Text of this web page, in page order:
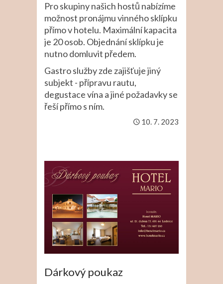
Pro skupiny našich hostů nabízíme
možnost pronájmu vinného sklípku
přímo v hotelu. Maximální kapacita
je 20 osob. Objednání sklípku je
nutno domluvit předem.
Gastro služby zde zajišťuje jiný
subjekt - přípravu rautu,
degustace vína a jiné požadavky se
řeší přímo s ním.
10. 7. 2023
Dárkový poukaz